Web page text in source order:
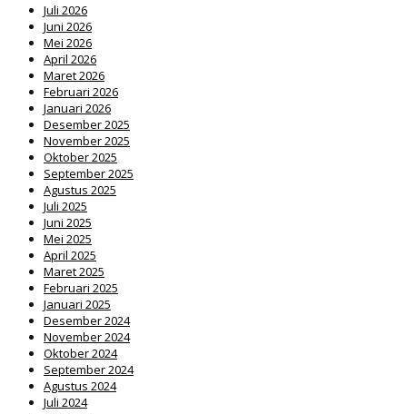
Juli 2026
Juni 2026
Mei 2026
April 2026
Maret 2026
Februari 2026
Januari 2026
Desember 2025
November 2025
Oktober 2025
September 2025
Agustus 2025
Juli 2025
Juni 2025
Mei 2025
April 2025
Maret 2025
Februari 2025
Januari 2025
Desember 2024
November 2024
Oktober 2024
September 2024
Agustus 2024
Juli 2024